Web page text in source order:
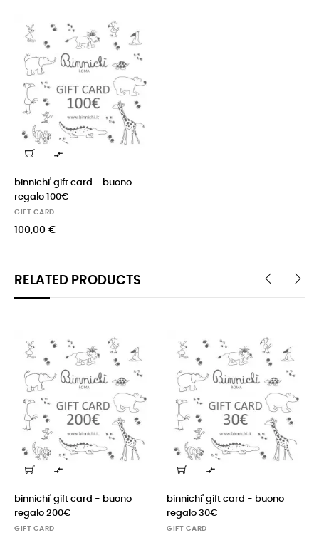

binnichi' gift card - buono
regalo 100€
GIFT CARD
100,00 €
RELATED PRODUCTS
binnichi' gift card - buono
regalo 200€
GIFT CARD
binnichi' gift card - buono
regalo 30€
GIFT CARD